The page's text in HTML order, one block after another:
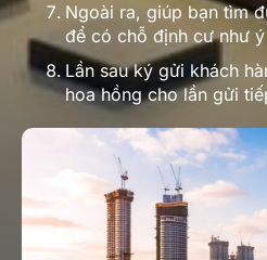
Ngoài ra, giúp bạn tìm
để có chỗ định cư như
Lần sau ký gửi khách
hoa hồng cho lần gửi